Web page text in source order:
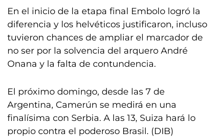
En el inicio de la etapa final Embolo logró la
diferencia y los helvéticos justificaron, incluso
tuvieron chances de ampliar el marcador de
no ser por la solvencia del arquero André
Onana y la falta de contundencia.
El próximo domingo, desde las 7 de
Argentina, Camerún se medirá en una
finalísima con Serbia. A las 13, Suiza hará lo
propio contra el poderoso Brasil. (DIB)